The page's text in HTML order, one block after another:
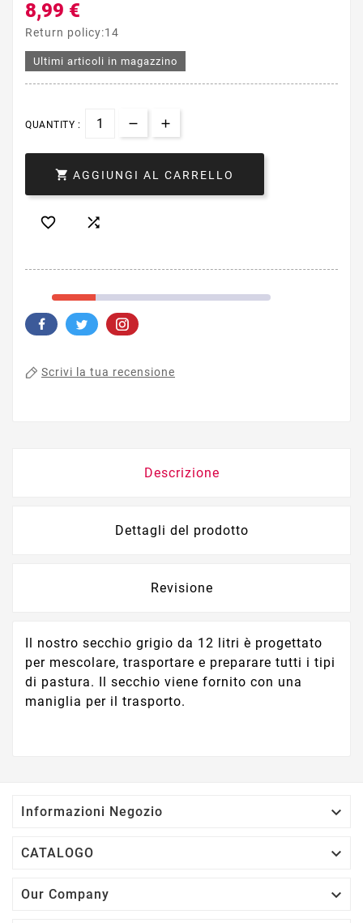
8,99 €
Return policy:14
Ultimi articoli in magazzino
QUANTITY :
 AGGIUNGI AL CARRELLO
 
Scrivi la tua recensione
Descrizione
Dettagli del prodotto
Revisione
Il nostro secchio grigio da 12 litri è progettato
per mescolare, trasportare e preparare tutti i tipi
di pastura. Il secchio viene fornito con una
maniglia per il trasporto.
Informazioni Negozio 
CATALOGO 
Our Company 